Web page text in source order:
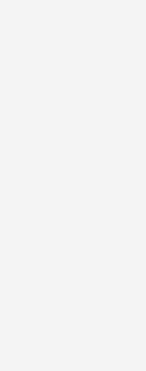
energetischen Bewertung
an erster
die Lüftung etwas stiller
für eine hohe